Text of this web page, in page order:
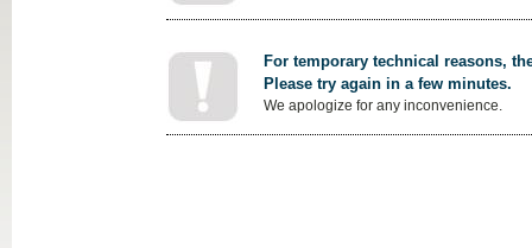
For temporary technical reasons,
Please try again in a few minutes.
We apologize for any inconvenience.